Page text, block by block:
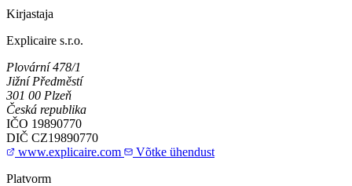
Kirjastaja
Explicaire s.r.o.
Plovární 478/1
Jižní Předměstí
301 00 Plzeň
Česká republika
IČO 19890770
DIČ CZ19890770
www.explicaire.com
Võtke ühendust
Platvorm